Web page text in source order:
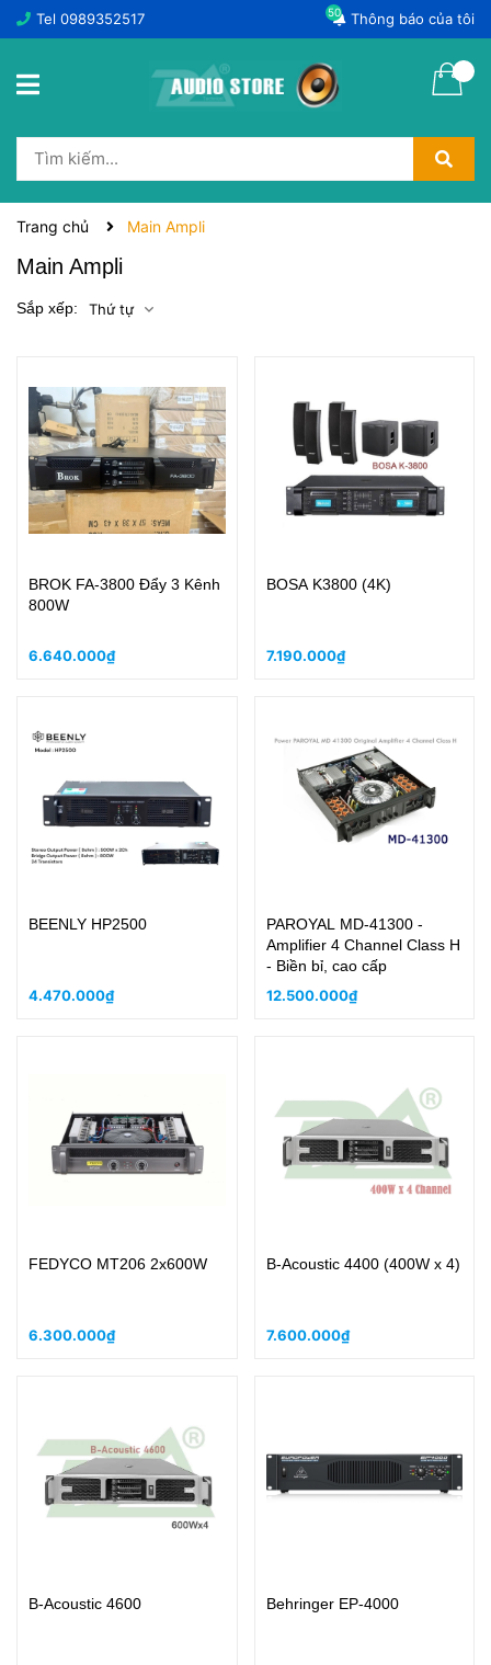
Tel 0989352517 Thông báo của tôi
50
Trang chủ Main Ampli
Main Ampli
Sắp xếp: Thứ tự
BROK FA-3800 Đẩy 3 Kênh
800W
6.640.000₫
BOSA K3800 (4K)
7.190.000₫
BEENLY HP2500
4.470.000₫
PAROYAL MD-41300 -
Amplifier 4 Channel Class H
- Biền bỉ, cao cấp
12.500.000₫
FEDYCO MT206 2x600W
6.300.000₫
B-Acoustic 4400 (400W x 4)
7.600.000₫
B-Acoustic 4600 Behringer EP-4000